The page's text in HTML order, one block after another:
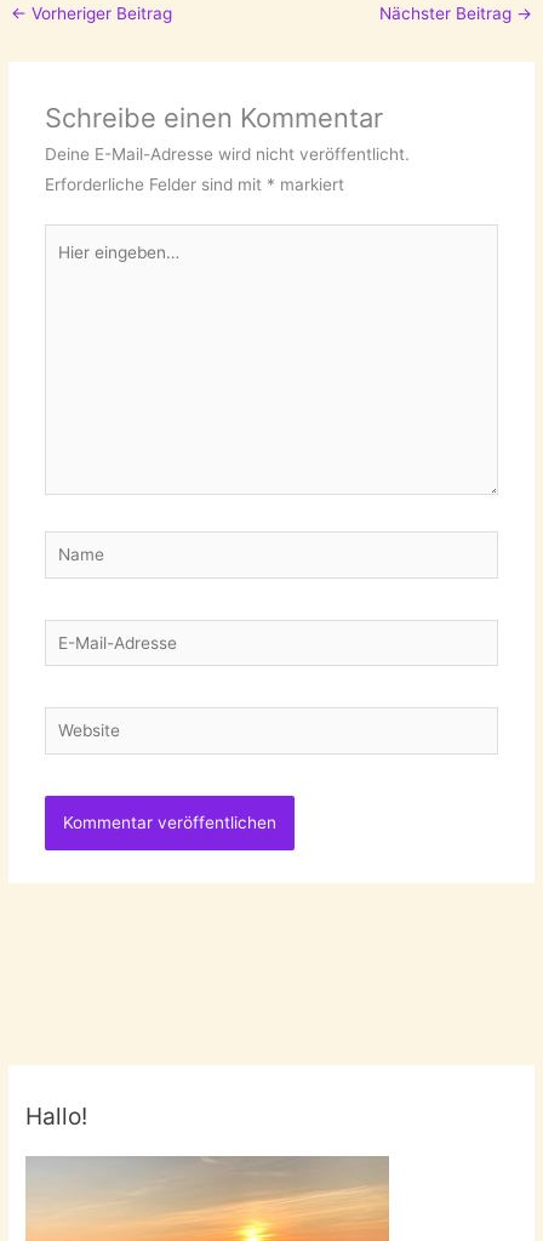
← Vorheriger Beitrag Nächster Beitrag →
Schreibe einen Kommentar
Deine E-Mail-Adresse wird nicht veröffentlicht.
Erforderliche Felder sind mit * markiert
eingeben…
Name
E-
Mail-
Website
Hallo!